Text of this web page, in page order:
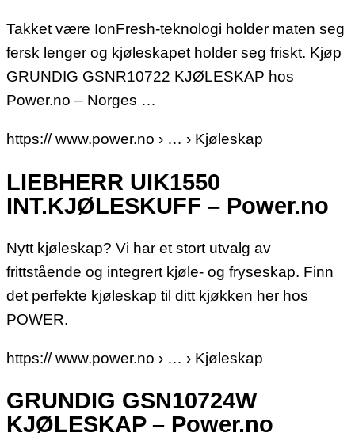
Takket være IonFresh-teknologi holder maten seg
fersk lenger og kjøleskapet holder seg friskt. Kjøp
GRUNDIG GSNR10722 KJØLESKAP hos
Power.no – Norges …
https:// www.power.no › … › Kjøleskap
LIEBHERR UIK1550
INT.KJØLESKUFF – Power.no
Nytt kjøleskap? Vi har et stort utvalg av
frittstående og integrert kjøle- og fryseskap. Finn
det perfekte kjøleskap til ditt kjøkken her hos
POWER.
https:// www.power.no › … › Kjøleskap
GRUNDIG GSN10724W
KJØLESKAP – Power.no